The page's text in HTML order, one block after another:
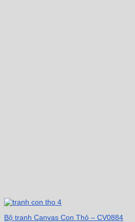
Bộ tranh Canvas Con Thỏ – CV0884